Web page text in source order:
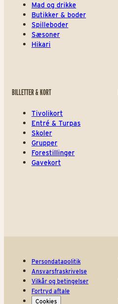
Mad og drikke
Butikker & boder
Spilleboder
Sæsoner
Hikari
BILLETTER & KORT
Tivolikort
Entré & Turpas
Skoler
Grupper
Forestillinger
Gavekort
Persondatapolitik
Ansvarsfraskrivelse
Vilkår og betingelser
Fortryd aftale
Cookies